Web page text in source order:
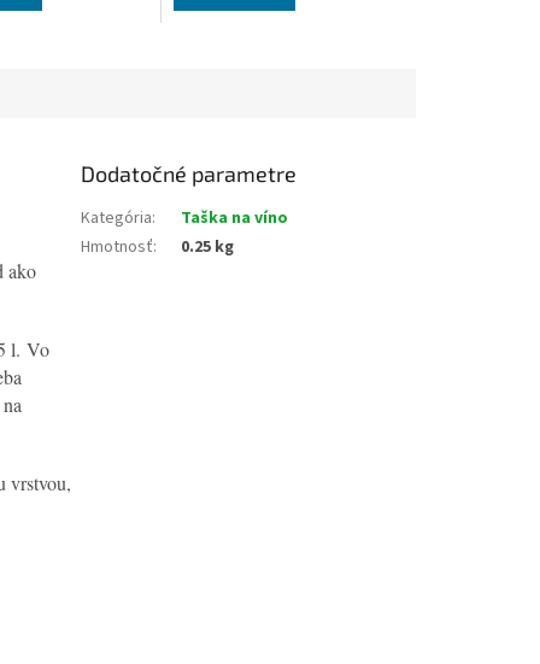
ako
l. Vo
vrstvou,
Dodatočné parametre
Kategória:
Taška na víno
Hmotnosť: 0.25 kg